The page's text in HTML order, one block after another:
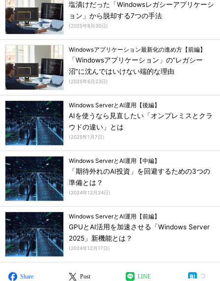
塩漬けだった「Windowsレガシーアプリケーシ
ョン」から脱却する7つの手法
(2025年6月30日)
Windowsアプリケーション最新化の進め方【前編】
「Windowsアプリケーション」の“レガシー
沼”に沈んではいけない端的な理由
(2025年6月23日)
Windows ServerとAI運用【後編】
AIを使うなら見直したい「オンプレミスとクラ
ウドの違い」とは
(2025年1月7日)
Windows ServerとAI運用【中編】
「期待外れのAI投資」を回避するための3つの
準備とは？
(2024年12月24日)
Windows ServerとAI運用【前編】
GPUとAI活用を加速させる「Windows Server
2025」新機能とは？
(2024年12月17日)
Share Post LINE